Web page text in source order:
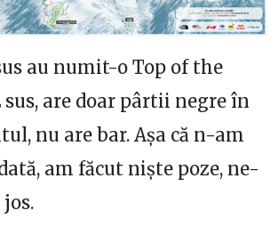
au numit-o Top of the
are doar pârtii negre în
nu are bar. Așa că n-am
am făcut niște poze, ne-